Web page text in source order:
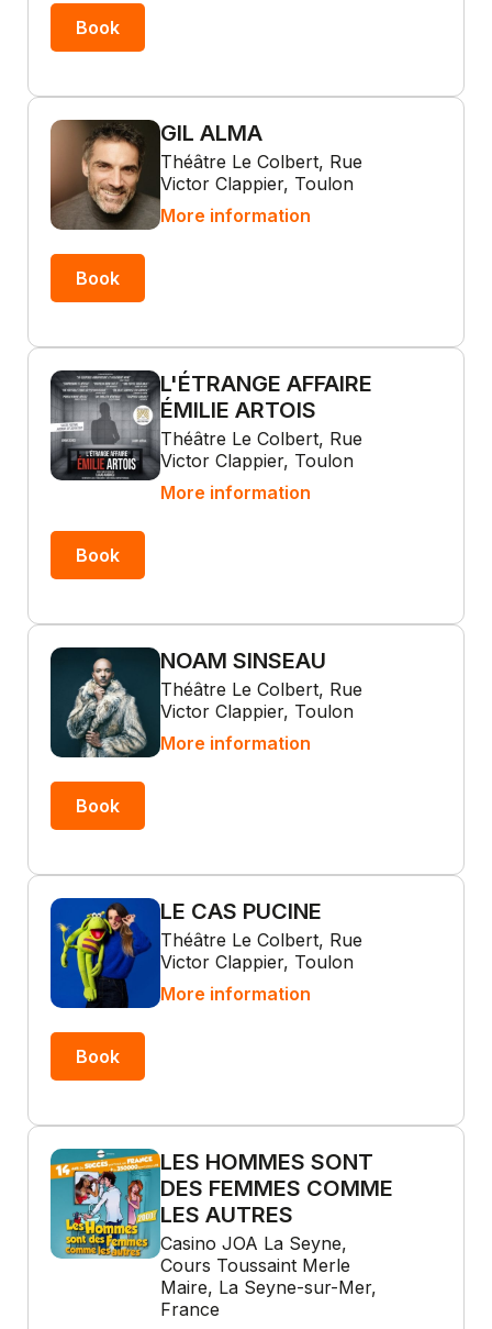
Book
GIL ALMA
Théâtre Le Colbert, Rue
Victor Clappier, Toulon
More information
Book
L'ÉTRANGE AFFAIRE
ÉMILIE ARTOIS
Théâtre Le Colbert, Rue
Victor Clappier, Toulon
More information
Book
NOAM SINSEAU
Théâtre Le Colbert, Rue
Victor Clappier, Toulon
More information
Book
LE CAS PUCINE
Théâtre Le Colbert, Rue
Victor Clappier, Toulon
More information
Book
LES HOMMES SONT
DES FEMMES COMME
LES AUTRES
Casino JOA La Seyne,
Cours Toussaint Merle
Maire, La Seyne-sur-Mer,
France